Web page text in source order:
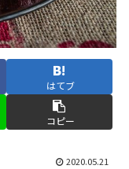
はてブ
コピー
2020.05.21